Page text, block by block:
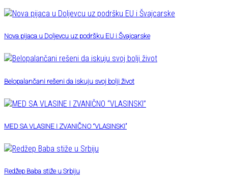
Nova pijaca u Doljevcu uz podršku EU i Švajcarske
Belopalančani rešeni da iskuju svoj bolji život
MED SA VLASINE I ZVANIČNO “VLASINSKI”
Redžep Baba stiže u Srbiju